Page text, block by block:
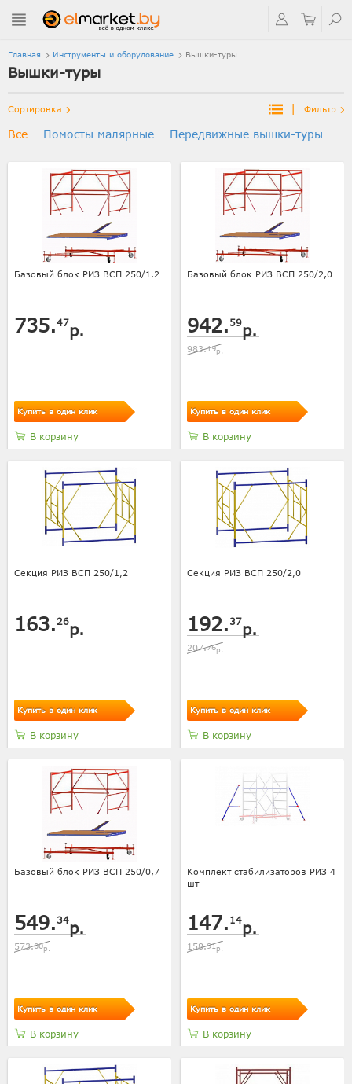
Главная Инструменты и оборудование Вышки-туры
Вышки-туры
Сортировка | Фильтр
Все Помосты малярные Передвижные вышки-туры
Базовый блок РИЗ ВСП 250/1.2
735.47р.
Купить в один клик
В корзину
Базовый блок РИЗ ВСП 250/2,0
942. 59р.
983.19р.
Купить в один клик
В корзину
Секция РИЗ ВСП 250/1,2
163. 26р.
Купить в один клик
В корзину
Секция РИЗ ВСП 250/2,0
192. 37р.
207.76р.
Купить в один клик
В корзину
Базовый блок РИЗ ВСП 250/0,7
549. 34р.
573.00р.
Купить в один клик
В корзину
Комплект стабилизаторов РИЗ 4
шт
147. 14р.
158.91р.
Купить в один клик
В корзину